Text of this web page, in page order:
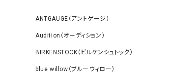
ANTGAUGE（アントゲージ）
Audition（オーディション）
BIRKENSTOCK（ビルケンシュトック）
blue willow（ブルーウィロー）